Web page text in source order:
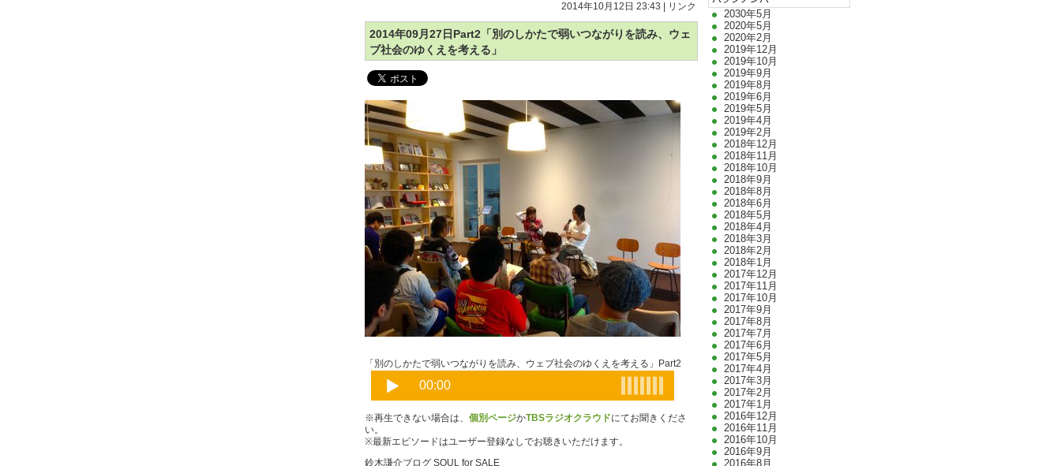
2030年5月
2020年5月
2020年2月
2019年12月
2019年10月
2019年9月
2019年8月
2019年6月
2019年5月
2019年4月
2019年2月
2018年12月
2018年11月
2018年10月
2018年9月
2018年8月
2018年6月
2018年5月
2018年4月
2018年3月
2018年2月
2018年1月
2017年12月
2017年11月
2017年10月
2017年9月
2017年8月
2017年7月
2017年6月
2017年5月
2017年4月
2017年3月
2017年2月
2017年1月
2016年12月
2016年11月
2016年10月
2016年9月
2016年8月
2014年10月12日 23:43 リンク
2014年09月27日Part2「別のしかたで弱いつながりを読み、ウェ
ブ社会のゆくえを考える」
「別のしかたで弱いつながりを読み、ウェブ社会のゆくえを考える」Part2
※再生できない場合は、 個別ページかTBSラジオクラウドにてお聞きくださ
い。
※最新エピソードはユーザー登録なしでお聴きいただけます。
鈴木謙介ブログ SOUL for SALE